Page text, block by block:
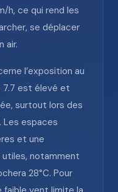
h, ce qui rend les
se déplacer
air.
l’exposition au
7.7 est élevé et
surtout lors des
Les espaces
et une
notamment
28°C. Pour